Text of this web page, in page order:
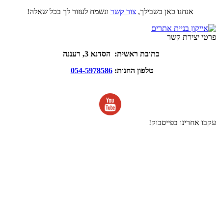
אנחנו כאן בשבילך,צור קשר ונשמח לעזור לך בכל שאלה!
פרטי יצירת קשר
כתובת ראשית: הסדנא 3, רעננה
טלפון החנות:054-5978586
עקבו אחרינו בפייסבוק!